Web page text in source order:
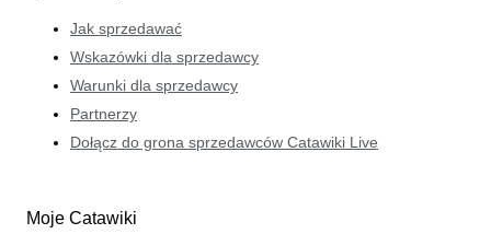
Jak sprzedawać
Wskazówki dla sprzedawcy
Warunki dla sprzedawcy
Partnerzy
Dołącz do grona sprzedawców Catawiki Live
Moje Catawiki